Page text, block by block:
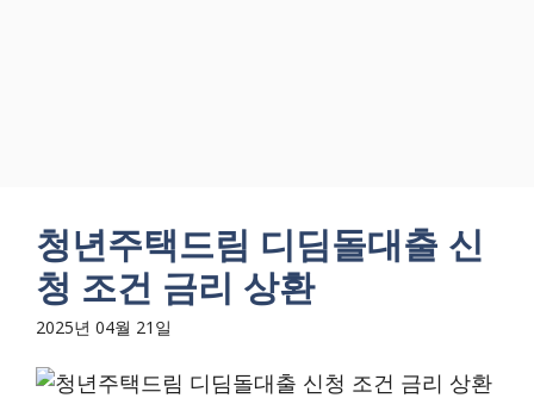
청년주택드림 디딤돌대출 신
청 조건 금리 상환
2025년 04월 21일